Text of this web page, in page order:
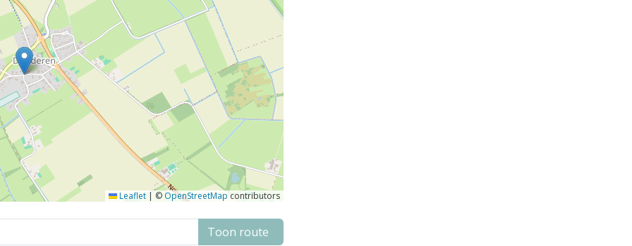
Leaflet | © OpenStreetMap contributors
Toon route